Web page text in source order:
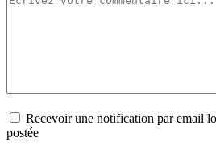
Recevoir une notification par email
postée